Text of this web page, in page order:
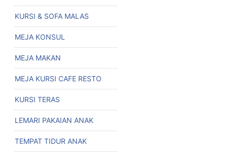
KURSI & SOFA MALAS
MEJA KONSUL
MEJA MAKAN
MEJA KURSI CAFE RESTO
KURSI TERAS
LEMARI PAKAIAN ANAK
TEMPAT TIDUR ANAK